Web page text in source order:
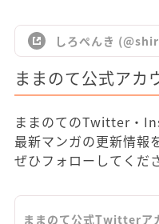
しろぺんき
ままのて公式アカ
ままのてのTwitter・
最新マンガの更新情報
ぜひフォローしてくだ
ままのて公式Twitterア